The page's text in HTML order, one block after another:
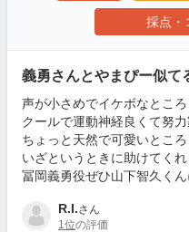
採点・
義勇さんとやまぴー似
声が小さめでイケボなところ
クールで運動神経良くて努力
ちょっと天然で可愛いとこ
いざというときに助けてく
冨岡義勇役ぜひ山下智久く
R.I.さん
1位の評価